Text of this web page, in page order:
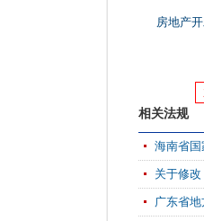
房地产
相关法规
海南省
关于修
广东省